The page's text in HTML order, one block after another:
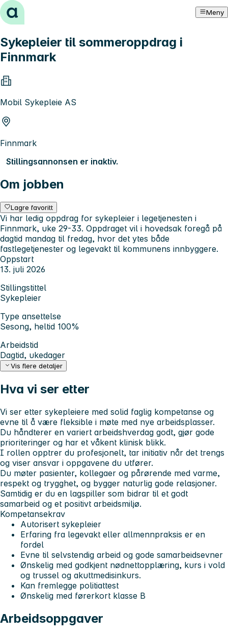
Hopp til innhold Meny
Sykepleier til sommeroppdrag i
Finnmark
Mobil Sykepleie AS
Finnmark
Stillingsannonsen er inaktiv.
Om jobben
Lagre favoritt
Vi har ledig oppdrag for sykepleier i legetjenesten i
Finnmark, uke 29-33. Oppdraget vil i hovedsak foregå på
dagtid mandag til fredag, hvor det ytes både
fastlegetjenester og legevakt til kommunens innbyggere.
Oppstart
13. juli 2026
Stillingstittel
Sykepleier
Type ansettelse
Sesong, heltid 100%
Arbeidstid
Dagtid, ukedager
Vis flere detaljer
Hva vi ser etter
Vi ser etter sykepleiere med solid faglig kompetanse og
evne til å være fleksible i møte med nye arbeidsplasser.
Du håndterer en variert arbeidshverdag godt, gjør gode
prioriteringer og har et våkent klinisk blikk.
I rollen opptrer du profesjonelt, tar initiativ når det trengs
og viser ansvar i oppgavene du utfører.
Du møter pasienter, kollegaer og pårørende med varme,
respekt og trygghet, og bygger naturlig gode relasjoner.
Samtidig er du en lagspiller som bidrar til et godt
samarbeid og et positivt arbeidsmiljø.
Kompetansekrav
Autorisert sykepleier
Erfaring fra legevakt eller allmennpraksis er en
fordel
Evne til selvstendig arbeid og gode samarbeidsevner
Ønskelig med godkjent nødnettopplæring, kurs i vold
og trussel og akuttmedisinkurs.
Kan fremlegge politiattest
Ønskelig med førerkort klasse B
Arbeidsoppgaver